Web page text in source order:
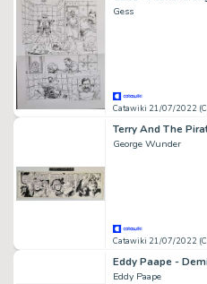
Gess
Catawiki 21/07/2022
George Wunder
Catawiki 21/07/2022
Eddy Paape